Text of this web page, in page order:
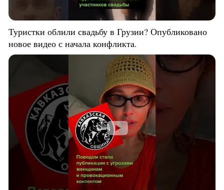
Туристки облили свадьбу в Грузии? Опубликовано
новое видео с начала конфликта.